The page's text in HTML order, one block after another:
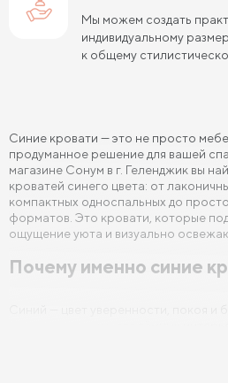
Кровати 140х190 см Кровати
Кровати 180х190 см Кровати
Кровати 160х200 см (Евро
Кровати 180х200 см Кровати
Кровати с подъемным механизмом
Кровати для взрослых
Мы можем создать
индивидуальному
к общему
Синие кровати — это не просто
продуманное решение для вашей
магазине Сонум в г. Геленджик вы
кроватей синего цвета: от
компактных односпальных до
форматов. Это кровати, которые
ощущение уюта и визуально
Почему именно синие